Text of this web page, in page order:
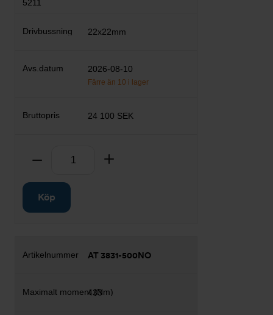
22x22mm
2026-08-10
Färre än 10 i lager
24 100 SEK
Ta bort
Köp
AT 3831-500NO
433